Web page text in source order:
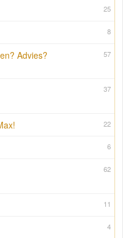
25
8
57
Advies?
37
22
6
62
11
4